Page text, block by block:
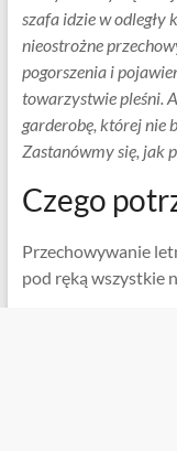
szafa idzie w odległy
nieostrożne
pogorszenia i
towarzystwie pleśni.
garderobę, której nie
Zastanówmy się, jak
Czego
Przechowywanie
pod ręką wszystkie